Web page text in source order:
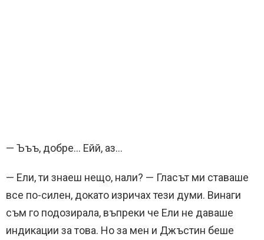
— Ъъъ, добре… Ейй, аз…
— Ели, ти знаеш нещо, нали? — Гласът ми ставаше
все по-силен, докато изричах тези думи. Винаги
съм го подозирала, въпреки че Ели не даваше
индикации за това. Но за мен и Джъстин беше